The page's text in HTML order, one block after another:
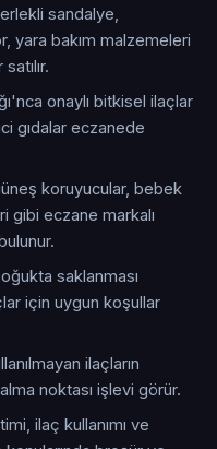
sandalye,
yara bakım malzemeleri
onaylı bitkisel ilaçlar
gıdalar eczanede
koruyucular, bebek
gibi eczane markalı
saklanması
için uygun koşullar
ilaçların
noktası işlevi görür.
ilaç kullanımı ve